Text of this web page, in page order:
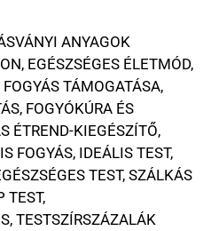
ANYAGOK
, EGÉSZSÉGES ÉLETMÓD,
FOGYÁS TÁMOGATÁSA,
, FOGYÓKÚRA ÉS
ÉTREND-KIEGÉSZÍTŐ,
FOGYÁS, IDEÁLIS TEST,
TEST, SZÁLKÁS
TEST,
, TESTSZÍRSZÁZALÁK